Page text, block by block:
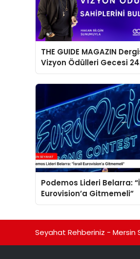
THE GUIDE MAGAZIN
Vizyon Ödülleri Gecesi 24
Aralık’ta
Podemos Lideri Belarra:
Eurovision’a Gitmemeli”
Seyahat Rehberiniz - Mersin